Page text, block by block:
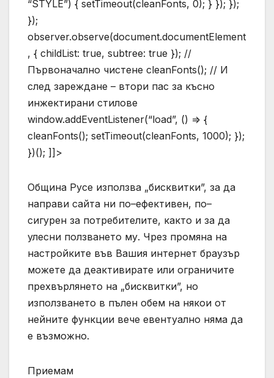
“STYLE”) { setTimeout(cleanFonts, 0); } }); });
});
observer.observe(document.documentElement
, { childList: true, subtree: true }); //
Първоначално чистене cleanFonts(); // И
след зареждане – втори пас за късно
инжектирани стилове
window.addEventListener(“load”, () => {
cleanFonts(); setTimeout(cleanFonts, 1000); });
})(); ]]>
Община Русе използва „бисквитки”, за да
направи сайта ни по–ефективен, по–
сигурен за потребителите, както и за да
улесни ползването му. Чрез промяна на
настройките във Вашия интернет браузър
можете да деактивирате или ограничите
прехвърлянето на „бисквитки”, но
използването в пълен обем на някои от
нейните функции вече евентуално няма да
е възможно.
Приемам